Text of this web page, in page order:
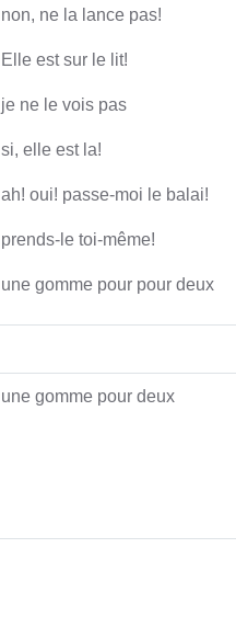
non, ne la lance pas!
Elle est sur le lit!
je ne le vois pas
si, elle est la!
ah! oui! passe-moi le balai!
prends-le toi-même!
une gomme pour pour deux
une gomme pour deux